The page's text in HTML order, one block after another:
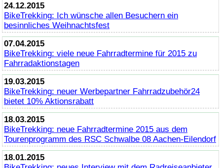
24.12.2015
BikeTrekking: Ich wünsche allen Besuchern ein
besinnliches Weihnachtsfest
07.04.2015
BikeTrekking: viele neue Fahrradtermine für 2015 zu
Fahrradaktionstagen
19.03.2015
BikeTrekking: neuer Werbepartner Fahrradzubehör24
bietet 10% Aktionsrabatt
18.03.2015
BikeTrekking: neue Fahrradtermine 2015 aus dem
Tourenprogramm des RSC Schwalbe 08 Aachen-Eilendorf
18.01.2015